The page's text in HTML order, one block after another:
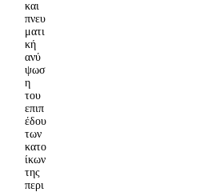
και
πνευ
ματι
κή
ανύ
ψωσ
η
του
επιπ
έδου
των
κατο
ίκων
της
περι